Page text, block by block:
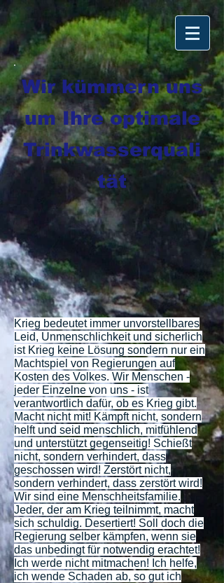
Wir kümmern uns
um Ihre optimale
Trinkwasserquali
tät
Krieg bedeutet immer unvorstellbares
Leid, Unmenschlichkeit und sicherlich
ist Krieg keine Lösung sondern nur ein
Machtspiel von Regierungen auf
Kosten des Volkes. Wir Menschen -
jeder Einzelne von uns - ist
verantwortlich dafür, ob es Krieg gibt.
Macht nicht mit! Kämpft nicht, sondern
helft und seid menschlich, mitfühlend
und unterstützt gegenseitig! Schießt
nicht, sondern verhindert, dass
geschossen wird! Zerstört nicht,
sondern verhindert, dass zerstört wird!
Wir sind eine Menschheitsfamilie.
Jeder, der am Krieg teilnimmt, macht
sich schuldig. Desertiert! Soll doch die
Regierung selber kämpfen, wenn sie
das unbedingt für notwendig erachtet!
Ich werde nicht mitmachen! Ich helfe,
ich wende Schaden ab, so gut ich